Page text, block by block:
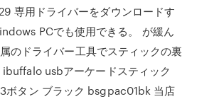
専用ドライバーをダウンロードす
PCでも使用できる。 が緩ん
のドライバー工具でスティックの裏
ibuffalo usbアーケードスティック
ボタン ブラック bsgpac01bk 当店